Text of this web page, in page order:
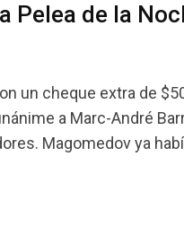
Pelea de la
un cheque extra de
a Marc-André
Magomedov ya